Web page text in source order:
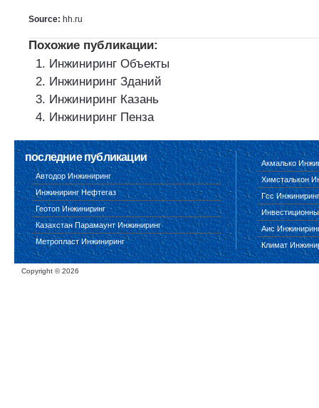
Source: hh.ru
Похожие публикации:
Инжиниринг Объекты
Инжиниринг Зданий
Инжиниринг Казань
Инжиниринг Пенза
последние публикации
Автодор Инжиниринг
Инжиниринг Нефтегаз
Геотоп Инжиниринг
Казахстан Парамаунт Инжиниринг
Метропласт Инжиниринг
Акмалько
Химсталькон
Гсс Инжиниринг
Аис
Климат
Copyright ©2026